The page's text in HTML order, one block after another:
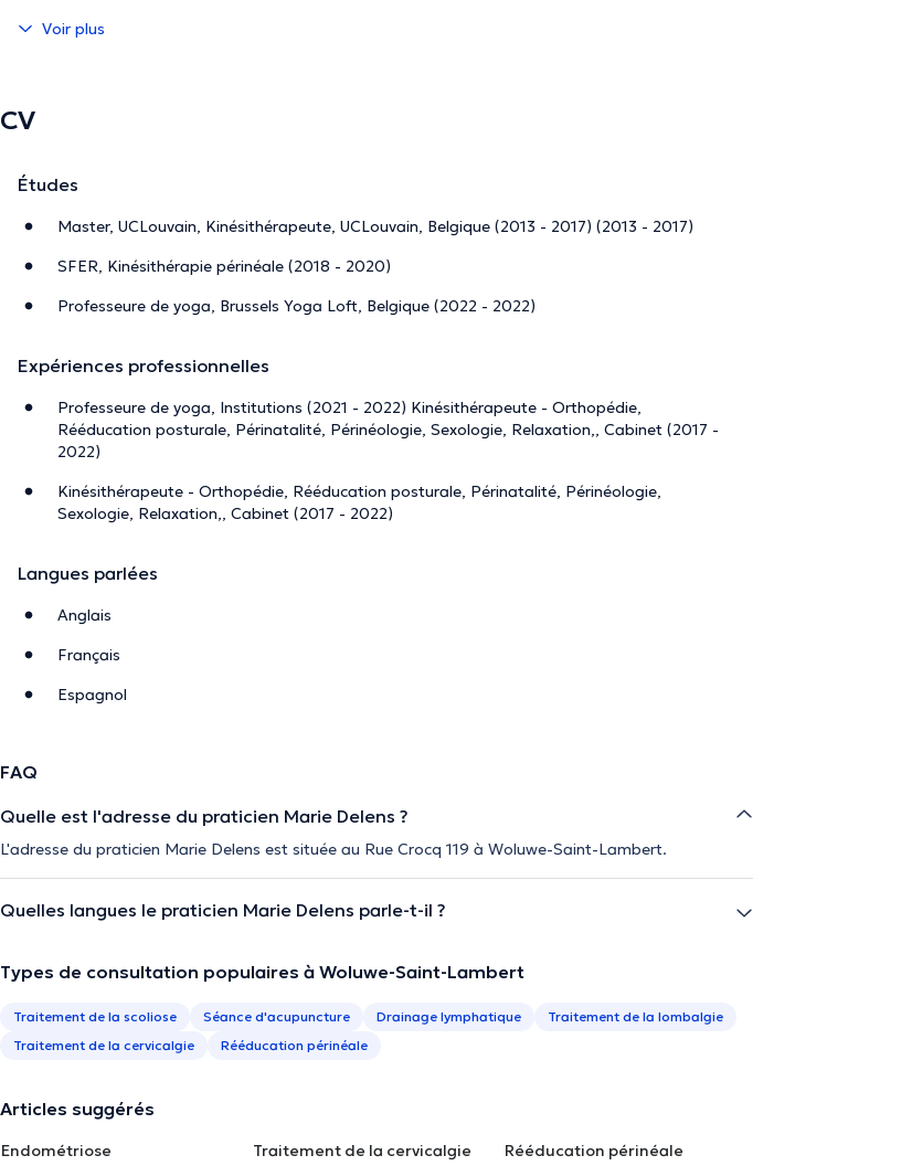
Voir plus
CV
Études
Master, UCLouvain, Kinésithérapeute, UCLouvain, Belgique (2013 - 2017) (2013 - 2017)
SFER, Kinésithérapie périnéale (2018 - 2020)
Professeure de yoga, Brussels Yoga Loft, Belgique (2022 - 2022)
Expériences professionnelles
Professeure de yoga, Institutions (2021 - 2022) Kinésithérapeute - Orthopédie,
Rééducation posturale, Périnatalité, Périnéologie, Sexologie, Relaxation,, Cabinet (2017 -
2022)
Kinésithérapeute - Orthopédie, Rééducation posturale, Périnatalité, Périnéologie,
Sexologie, Relaxation,, Cabinet (2017 - 2022)
Langues parlées
Anglais
Français
Espagnol
FAQ
Quelle est l'adresse du praticien Marie Delens ?
L'adresse du praticien Marie Delens est située au Rue Crocq 119 à Woluwe-Saint-Lambert.
Quelles langues le praticien Marie Delens parle-t-il ?
Types de consultation populaires à Woluwe-Saint-Lambert
Traitement de la scoliose Séance d'acupuncture Drainage lymphatique
Traitement de la lombalgie
Traitement de la cervicalgie
Rééducation périnéale
Articles suggérés
Endométriose
Traitement de la cervicalgie
Rééducation périnéale